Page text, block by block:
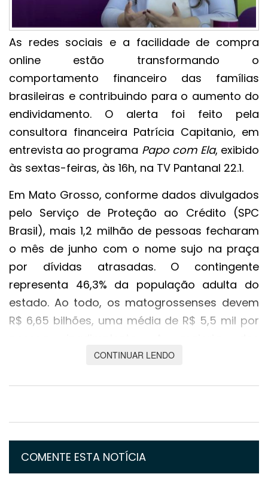
As redes sociais e a facilidade de compra
online estão transformando o
comportamento financeiro das famílias
brasileiras e contribuindo para o aumento do
endividamento. O alerta foi feito pela
consultora financeira Patrícia Capitanio, em
entrevista ao programa Papo com Ela, exibido
às sextas-feiras, às 16h, na TV Pantanal 22.1.
Em Mato Grosso, conforme dados divulgados
pelo Serviço de Proteção ao Crédito (SPC
Brasil), mais 1,2 milhão de pessoas fecharam
o mês de junho com o nome sujo na praça
por dívidas atrasadas. O contingente
representa 46,3% da população adulta do
estado. Ao todo, os matogrossenses devem
R$ 6,65 bilhões, uma média de R$ 5,5 mil por
devedores tem entre 30 e 49 anos e é do sexo
homens que mais devem, a consultora
financeira ressalta que mulheres acabam
sendo mais seduzidas pelas compras
impulsivas influenciadas pelas redes por seu
CONTINUAR LENDO
COMENTE ESTA NOTÍCIA